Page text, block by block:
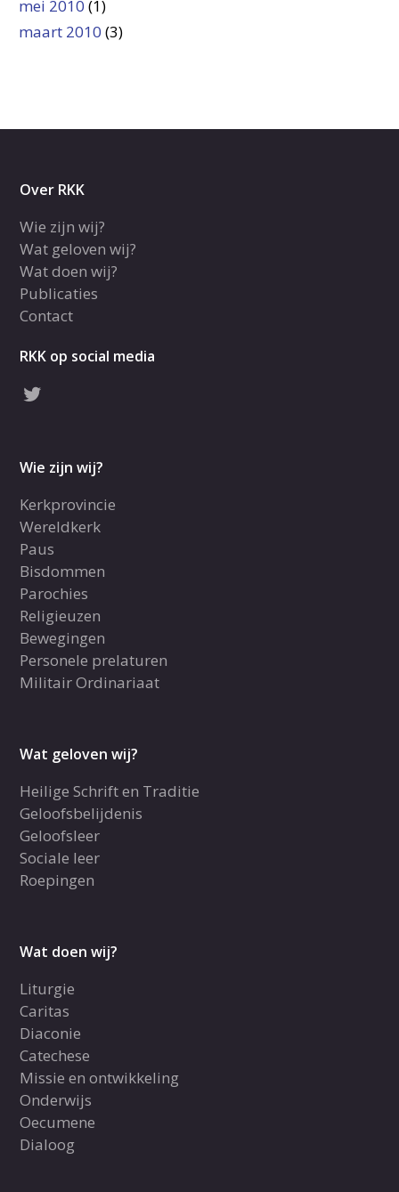
mei 2010 (1)
maart 2010 (3)
Over RKK
Wie zijn wij?
Wat geloven wij?
Wat doen wij?
Publicaties
Contact
RKK op social media
Wie zijn wij?
Kerkprovincie
Wereldkerk
Paus
Bisdommen
Parochies
Religieuzen
Bewegingen
Personele prelaturen
Militair Ordinariaat
Wat geloven wij?
Heilige Schrift en Traditie
Geloofsbelijdenis
Geloofsleer
Sociale leer
Roepingen
Wat doen wij?
Liturgie
Caritas
Diaconie
Catechese
Missie en ontwikkeling
Onderwijs
Oecumene
Dialoog